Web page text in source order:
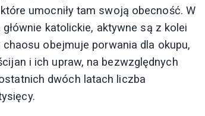
umocniły tam swoją obecność. W
katolickie, aktywne są z kolei
obejmuje porwania dla okupu,
i ich upraw, na bezwzględnych
dwóch latach liczba